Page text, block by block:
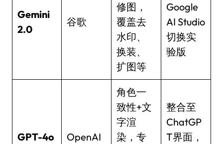
Gemini
2.0
谷歌
修图，
覆盖去
水印、
换装、
扩图等
Google
AI Studio
切换实
验版
GPT-4o OpenAI
角色一
致性+文
字渲
染，专
整合至
ChatGP
T界面，